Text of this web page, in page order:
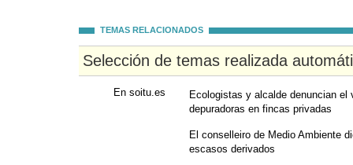
TEMAS RELACIONADOS
Selección de temas realizada
En soitu.es
Ecologistas y alcalde denuncian el
depuradoras en fincas privadas
El conselleiro de Medio Ambiente
escasos derivados